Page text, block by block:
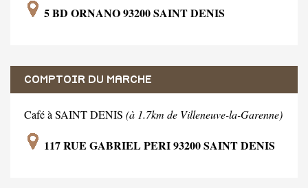
5 BD ORNANO 93200 SAINT DENIS
COMPTOIR DU MARCHE
Café à SAINT DENIS (à 1.7km de Villeneuve-la-Garenne)
117 RUE GABRIEL PERI 93200 SAINT DENIS